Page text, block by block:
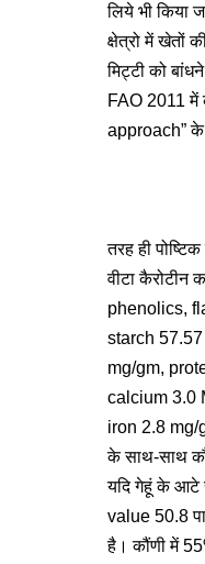
लिये भी किया
क्षेत्रो में खेतों
मिट्टी को
FAO 2011 में
approach” के
तरह ही
वीटा कैरोटीन
phenolics,
starch
mg/gm,
calcium 3.0
iron 2.8 mg/
के साथ-साथ
यदि गेहूं के आटे
value 50.8
है। कौंणी में